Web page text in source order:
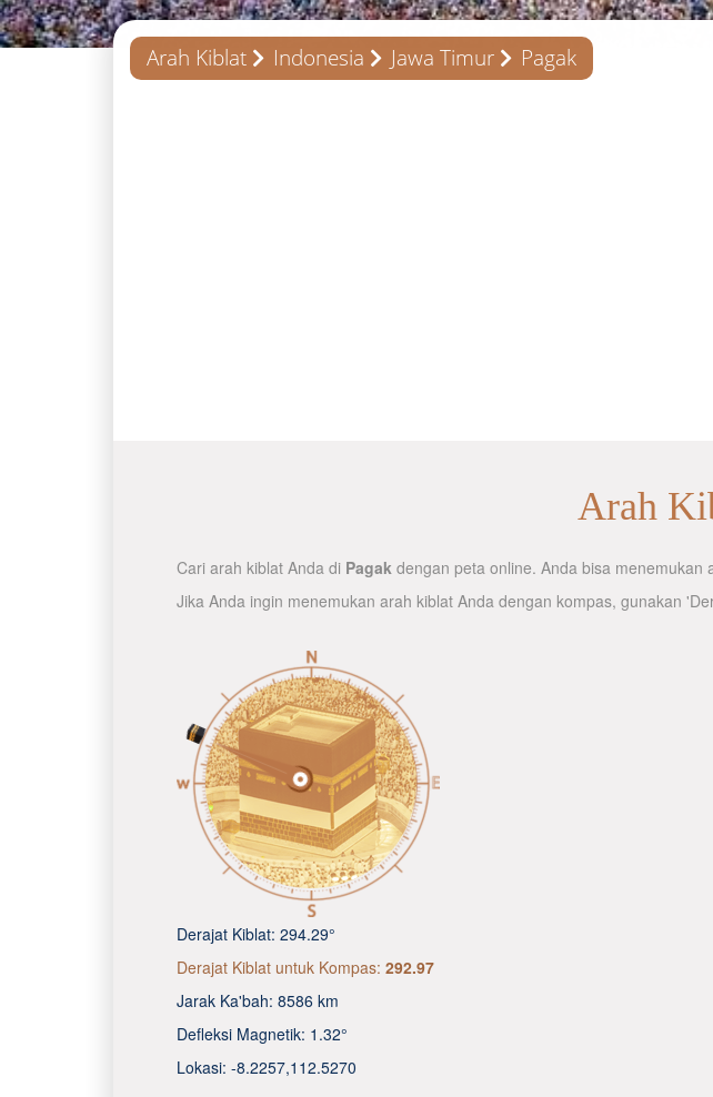
Arah Kiblat Indonesia Jawa Timur Pagak
Arah
Cari arah kiblat Anda di Pagak dengan peta online. Anda bisa
Jika Anda ingin menemukan arah kiblat Anda dengan kompas, gunakan
Derajat Kiblat: 294.29°
Derajat Kiblat untuk Kompas: 292.97
Jarak Ka'bah: 8586 km
Defleksi Magnetik: 1.32°
Lokasi: -8.2257,112.5270